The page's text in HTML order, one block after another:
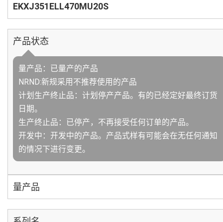
EKXJ351ELL470MU20S
产品状态
量产品：已量产的产品
NRND:新规采用不推荐使用的产品
计划生产终止品：计划停产产品。有的已经定好最终订货
日期。
生产终止品：已停产，不再接受任何订单的产品。
开发中：开发中的产品。产品式样有可能会在无任何通知
的情况下进行变更。
量产品